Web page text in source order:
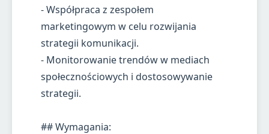
- Współpraca z zespołem
marketingowym w celu rozwijania
strategii komunikacji.
- Monitorowanie trendów w mediach
społecznościowych i dostosowywanie
strategii.
## Wymagania: